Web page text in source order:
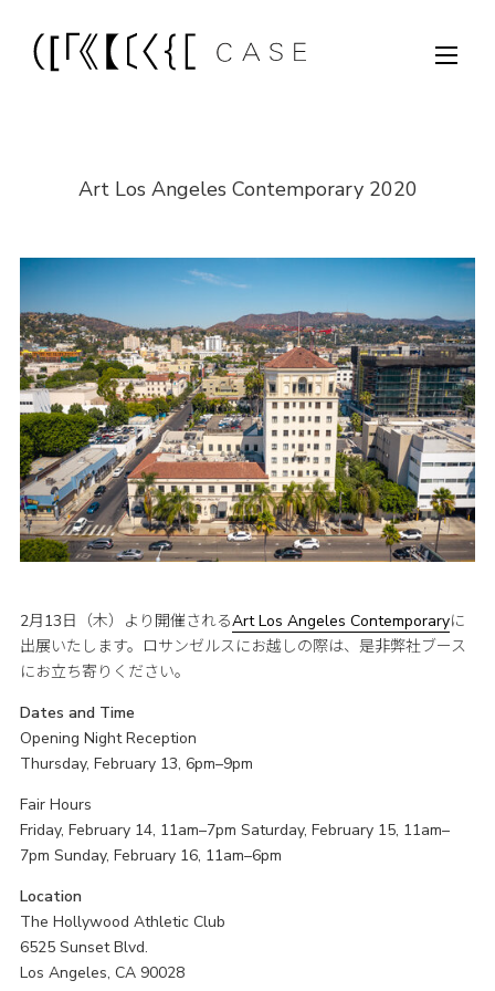
Art Los Angeles Contemporary 2020
2月13日（木）より開催されるArt Los Angeles Contemporaryに
出展いたします。ロサンゼルスにお越しの際は、是非弊社ブース
にお立ち寄りください。
Dates and Time
Opening Night Reception
Thursday, February 13, 6pm–9pm
Fair Hours
Friday, February 14, 11am–7pm Saturday, February 15, 11am–
7pm Sunday, February 16, 11am–6pm
Location
The Hollywood Athletic Club
6525 Sunset Blvd.
Los Angeles, CA 90028